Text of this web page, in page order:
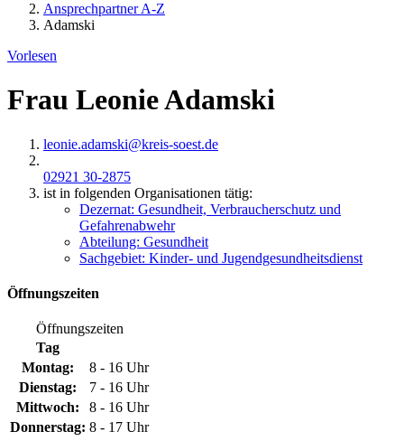
Ansprechpartner A-Z
Adamski
Vorlesen
Frau Leonie Adamski
leonie.adamski@​kreis-soest.de
02921 30-2875
ist in folgenden Organisationen tätig:
Dezernat: Gesundheit, Verbraucherschutz und
Gefahrenabwehr
Abteilung: Gesundheit
Sachgebiet: Kinder- und Jugendgesundheitsdienst
Öffnungszeiten
Öffnungszeiten
Tag
Montag:
8 - 16 Uhr
Dienstag:
7 - 16 Uhr
Mittwoch:
8 - 16 Uhr
Donnerstag: 8 - 17 Uhr